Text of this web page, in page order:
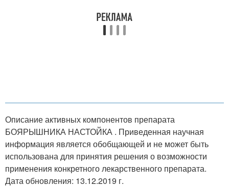
Описание активных компонентов препарата
БОЯРЫШНИКА НАСТОЙКА . Приведенная научная
информация является обобщающей и не может быть
использована для принятия решения о возможности
применения конкретного лекарственного препарата.
Дата обновления: 13.12.2019 г.